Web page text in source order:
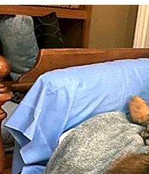
Kuinka
nostaa
kanoja: